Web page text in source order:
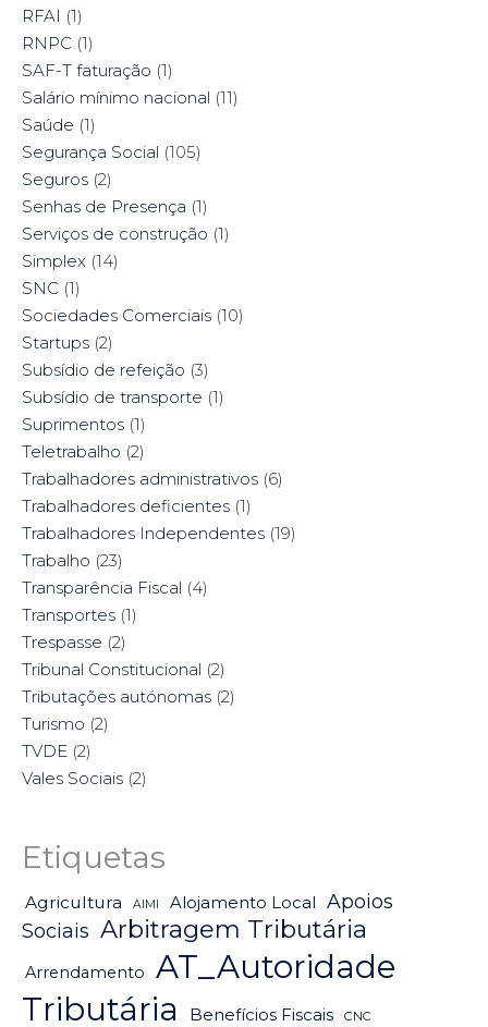
RFAI (1)
RNPC (1)
SAF-T faturação (1)
Salário mínimo nacional (11)
Saúde (1)
Segurança Social (105)
Seguros (2)
Senhas de Presença (1)
Serviços de construção (1)
Simplex (14)
SNC (1)
Sociedades Comerciais (10)
Startups (2)
Subsídio de refeição (3)
Subsídio de transporte (1)
Suprimentos (1)
Teletrabalho (2)
Trabalhadores administrativos (6)
Trabalhadores deficientes (1)
Trabalhadores Independentes (19)
Trabalho (23)
Transparência Fiscal (4)
Transportes (1)
Trespasse (2)
Tribunal Constitucional (2)
Tributações autónomas (2)
Turismo (2)
TVDE (2)
Vales Sociais (2)
Etiquetas
Agricultura AIMI Alojamento Local
Apoios
Sociais Arbitragem Tributária
Arrendamento
AT_Autoridade
Tributária
Benefícios Fiscais CNC